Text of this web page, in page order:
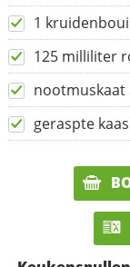
1
125 milliliter
nootmuskaat
geraspte kaas